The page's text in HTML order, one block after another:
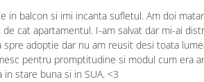
in balcon si imi incanta sufletul. Am doi
cat apartamentul. I-am salvat dar mi-ai
spre adoptie dar nu am reusit desi toata
pentru promptitudine si modul cum era
in stare buna si in SUA. <3